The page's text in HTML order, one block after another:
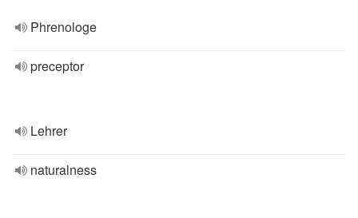
Phrenologe
preceptor
Lehrer
naturalness